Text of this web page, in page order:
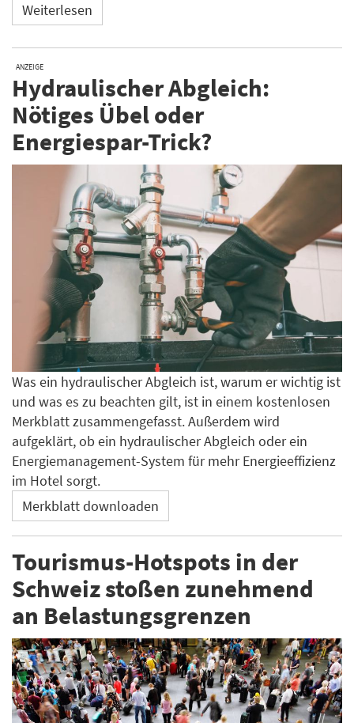
Weiterlesen
ANZEIGE
Hydraulischer Abgleich:
Nötiges Übel oder
Energiespar-Trick?
Was ein hydraulischer Abgleich ist, warum er wichtig ist
und was es zu beachten gilt, ist in einem kostenlosen
Merkblatt zusammengefasst. Außerdem wird
aufgeklärt, ob ein hydraulischer Abgleich oder ein
Energiemanagement-System für mehr Energieeffizienz
im Hotel sorgt.
Merkblatt downloaden
Tourismus-Hotspots in der
Schweiz stoßen zunehmend
an Belastungsgrenzen